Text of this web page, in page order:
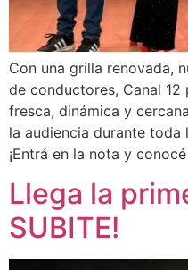
Con una grilla renovada,
de conductores, Canal 12
fresca, dinámica y
la audiencia durante toda
¡Entrá en la nota y
Llega la
SUBITE!